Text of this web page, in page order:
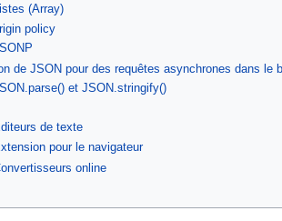
Listes (Array)
policy
de JSON pour des requêtes asynchrones dans le
et JSON.stringify()
de texte
pour le navigateur
online